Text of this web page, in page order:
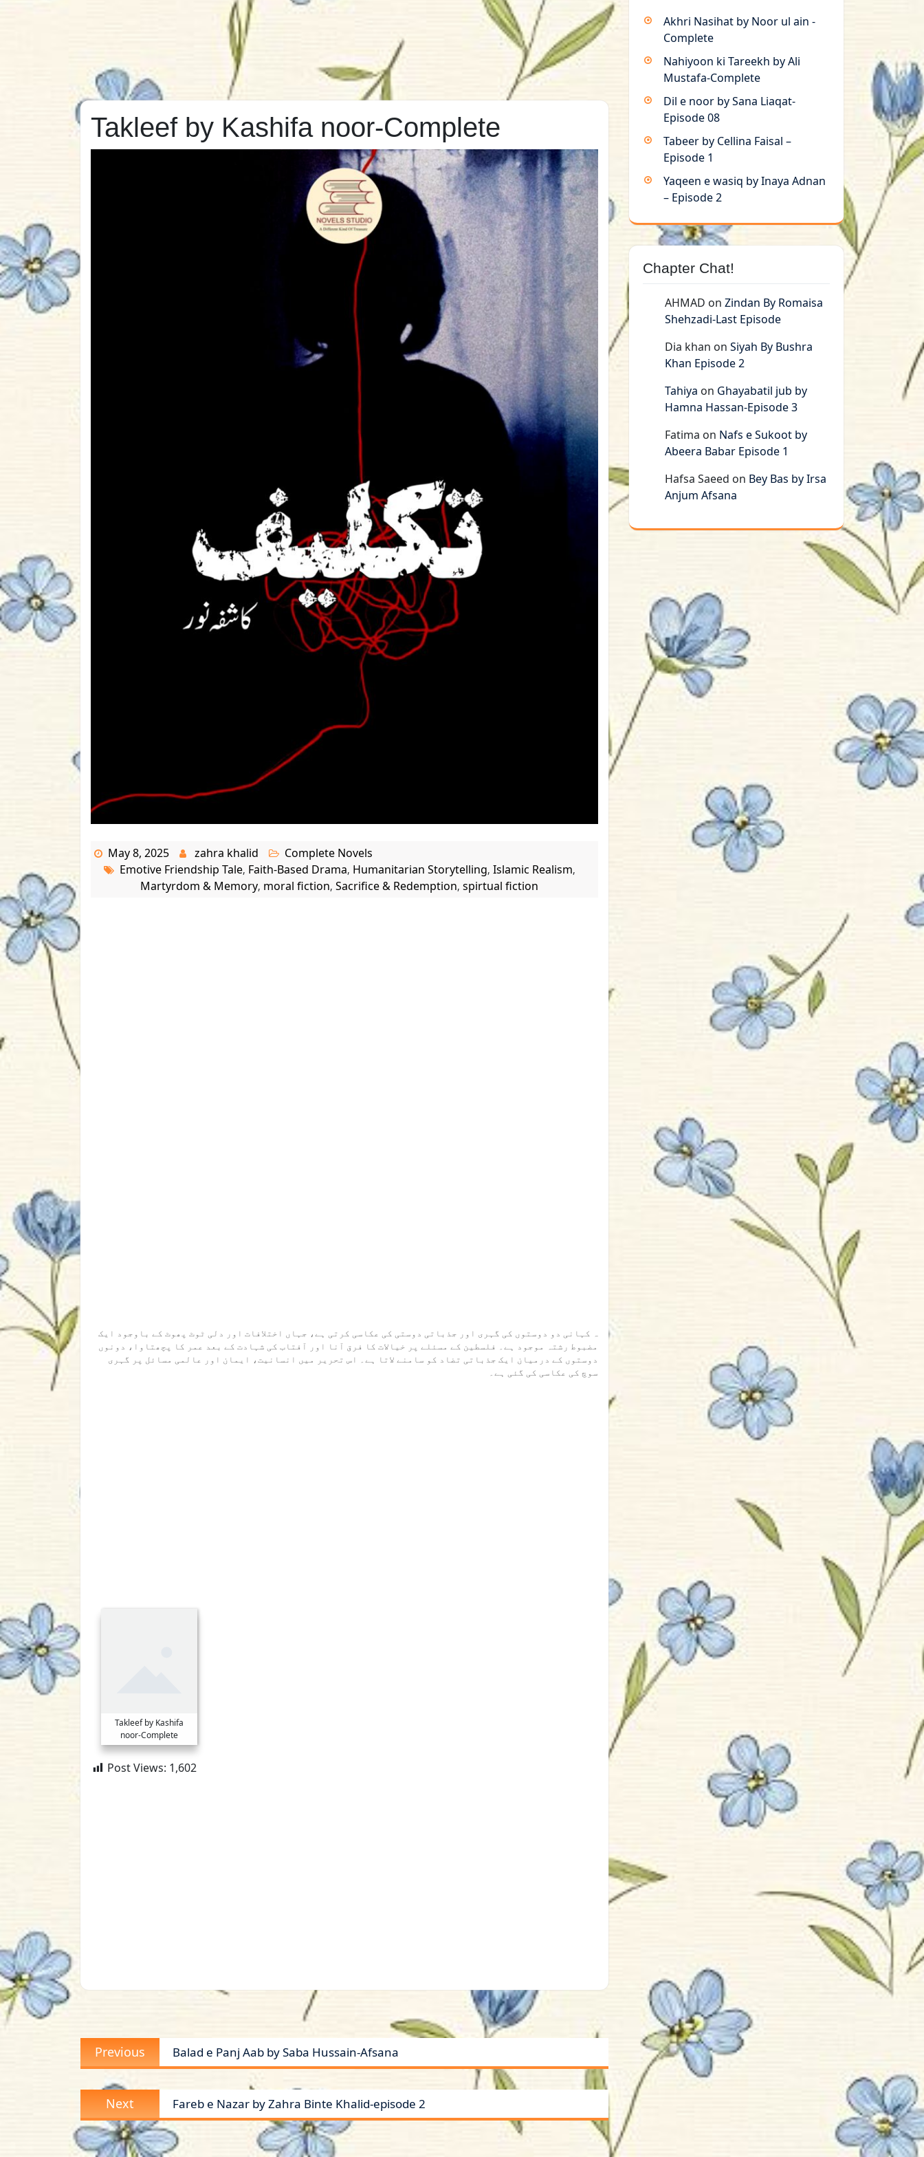
Takleef by Kashifa noor-Complete
May 8, 2025 zahra khalid
Complete Novels
Emotive Friendship Tale, Faith-Based Drama, Humanitarian Storytelling, Islamic Realism,
Martyrdom & Memory, moral fiction, Sacrifice & Redemption, spirtual fiction
ہ کہانی دو دوستوں کی گہری اور جذباتی دوستی کی عکاسی کرتی ہے، جہاں اختلافات اور دلی ٹوٹ پھوٹ کے باوجود ایک
مضبوط رشتہ موجود ہے۔ فلسطین کے مسئلے پر خیالات کا فرق آنا اور آفتاب کی شہادت کے بعد عمر کا پچھتاوا، دونوں
دوستوں کے درمیان ایک جذباتی تضاد کو سامنے لاتا ہے۔ اس تحریر میں انسانیت، ایمان اور عالمی مسائل پر گہری
سوچ کی عکاسی کی گئی ہے۔
Takleef by Kashifa
noor-Complete
Post Views: 1,602
Post
navigation
Previous
Previous
post:
Balad e Panj Aab by Saba Hussain-Afsana
Next
Next
post:
Fareb e Nazar by Zahra Binte Khalid-episode 2
Akhri Nasihat by Noor ul ain -
Complete
Nahiyoon ki Tareekh by Ali
Mustafa-Complete
Dil e noor by Sana Liaqat-
Episode 08
Tabeer by Cellina Faisal –
Episode 1
Yaqeen e wasiq by Inaya Adnan
– Episode 2
Chapter Chat!
AHMAD on Zindan By Romaisa
Shehzadi-Last Episode
Dia khan on Siyah By Bushra
Khan Episode 2
Tahiya on Ghayabatil jub by
Hamna Hassan-Episode 3
Fatima on Nafs e Sukoot by
Abeera Babar Episode 1
Hafsa Saeed on Bey Bas by Irsa
Anjum Afsana